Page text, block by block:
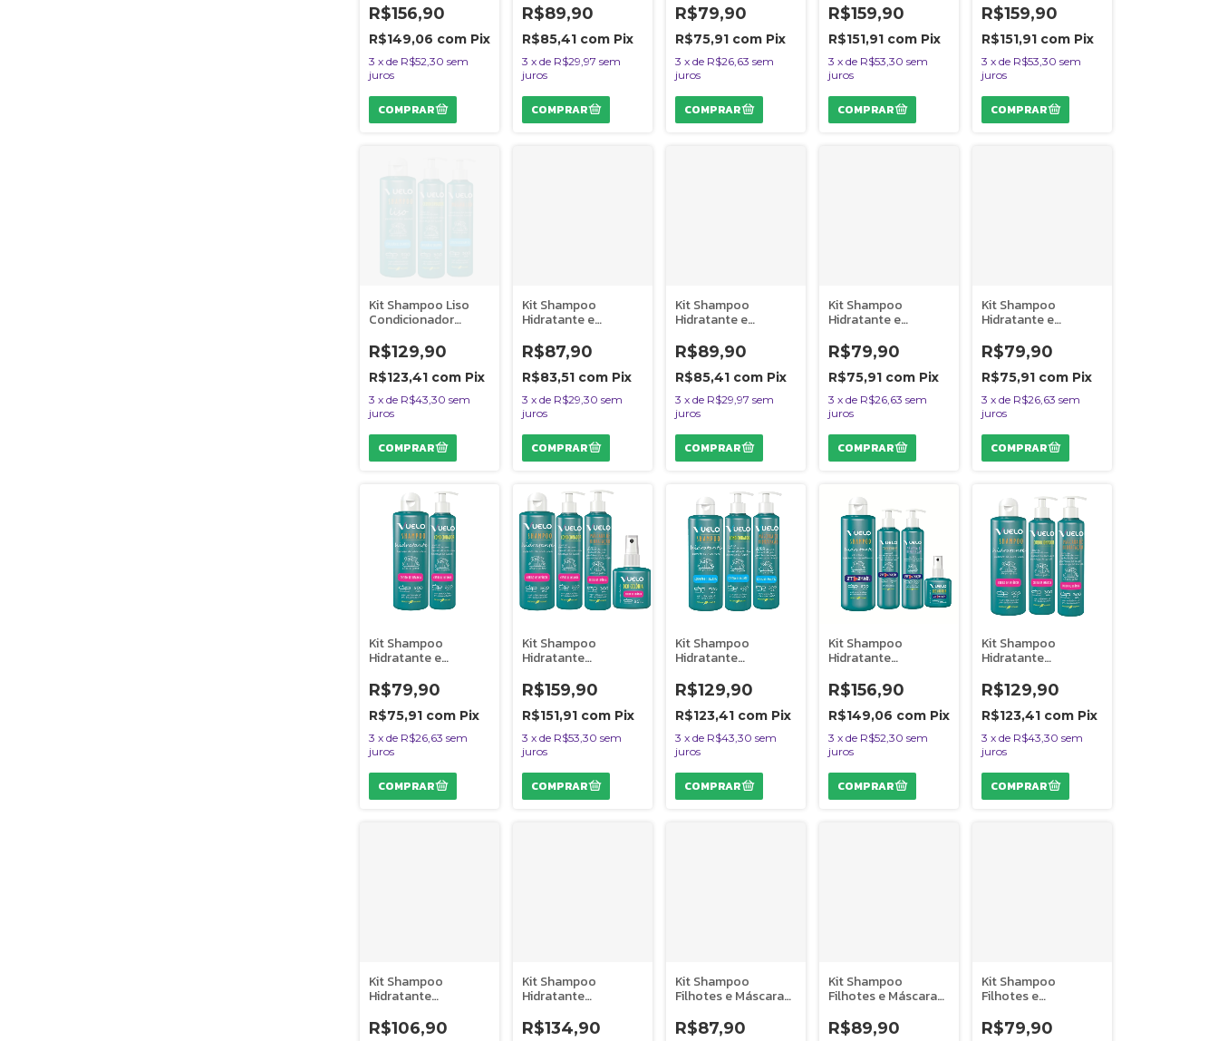
Máscara e Perfume
Sete Sensações
Vuelo Cães
R$156,90
R$149,06 com Pix
3 x de R$52,30 sem
juros
Cães
R$89,90
R$85,41 com Pix
3 x de R$29,97 sem
juros
Encantos Vuelo
Cães
R$79,90
R$75,91 com Pix
3 x de R$26,63 sem
juros
Perfume Explosão
de Encantos Vuelo
R$159,90
R$151,91 com Pix
3 x de R$53,30 sem
juros
Perfume Cheiro de
Infância Vuelo Cães
R$159,90
R$151,91 com Pix
3 x de R$53,30 sem
juros
Kit Shampoo Liso
Condicionador
Explosão de
Encantos Vuelo
Cães
R$129,90
R$123,41 com Pix
3 x de R$43,30 sem
juros
Kit Shampoo
Hidratante e
Explosão de
Encantos Vuelo
Cães
R$87,90
R$83,51 com Pix
3 x de R$29,30 sem
juros
Kit Shampoo
Hidratante e
Cheiro de Infância
Vuelo Cães
R$89,90
R$85,41 com Pix
3 x de R$29,97 sem
juros
Kit Shampoo
Hidratante e
Sensações Vuelo
Cães
R$79,90
R$75,91 com Pix
3 x de R$26,63 sem
juros
Kit Shampoo
Hidratante e
Explosão de
Encantos Vuelo
Cães
R$79,90
R$75,91 com Pix
3 x de R$26,63 sem
juros
Kit Shampoo
Hidratante e
Cheiro de Infância
Vuelo Cães
R$79,90
R$75,91 com Pix
3 x de R$26,63 sem
juros
Kit Shampoo
Hidratante
Máscara Perfume
Cheiro de Infância
Vuelo Cães
R$159,90
R$151,91 com Pix
3 x de R$53,30 sem
juros
Kit Shampoo
Hidratante
Máscara Explosão
de Encantos Vuelo
Cães
R$129,90
R$123,41 com Pix
3 x de R$43,30 sem
juros
Kit Shampoo
Hidratante
Máscara e Perfume
Sete Sensações
Vuelo Cães
R$156,90
R$149,06 com Pix
3 x de R$52,30 sem
juros
Kit Shampoo
Hidratante
Máscara Cheiro de
Infância Vuelo Cães
R$129,90
R$123,41 com Pix
3 x de R$43,30 sem
juros
Kit Shampoo
Hidratante
Perfume Sete
R$106,90
Kit Shampoo
Hidratante
Máscara Sete
R$134,90
Kit Shampoo
Filhotes e Máscara
Explosão de
R$87,90
Kit Shampoo
Filhotes e Máscara
de Infância Vuelo
R$89,90
Kit Shampoo
Filhotes e
Sensações Vuelo
R$79,90